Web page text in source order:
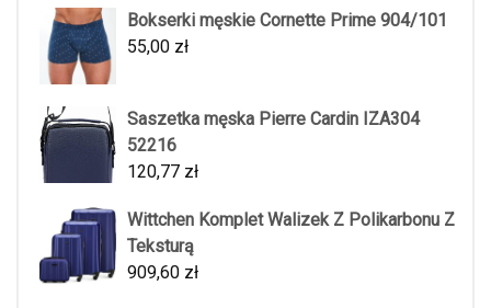
Bokserki męskie Cornette Prime 904/101
55,00 zł
Saszetka męska Pierre Cardin IZA304
52216
120,77 zł
Wittchen Komplet Walizek Z Polikarbonu Z
Teksturą
909,60 zł